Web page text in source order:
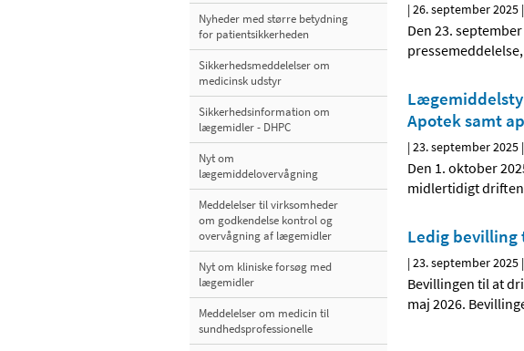
Nyheder med større betydning
for patientsikkerheden
Sikkerhedsmeddelelser om
medicinsk udstyr
Sikkerhedsinformation om
lægemidler - DHPC
Nyt om
lægemiddelovervågning
Meddelelser til virksomheder
om godkendelse kontrol og
overvågning af lægemidler
Nyt om kliniske forsøg med
lægemidler
Meddelelser om medicin til
sundhedsprofessionelle
|26. september 2025 |
Den 23.
Apotek samt
|23. september 2025 |
Den 1. oktober
midlertidigt driften
Ledig bevilling
|23. september 2025 |
Bevillingen til at
maj 2026.